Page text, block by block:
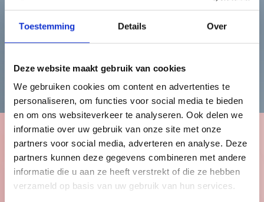
Toestemming Details Over
Deze website maakt gebruik van cookies
We gebruiken cookies om content en advertenties te
personaliseren, om functies voor social media te bieden
en om ons websiteverkeer te analyseren. Ook delen we
informatie over uw gebruik van onze site met onze
partners voor social media, adverteren en analyse. Deze
partners kunnen deze gegevens combineren met andere
informatie die u aan ze heeft verstrekt of die ze hebben
verzameld op basis van uw gebruik van hun services.
Heren
Bekijk de herencollectie
Kinderen